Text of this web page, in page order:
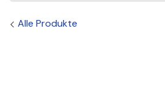
Alle Produkte